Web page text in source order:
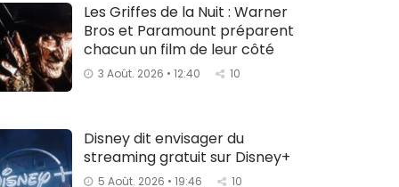
Les Griffes de la Nuit : Warner
Bros et Paramount préparent
chacun un film de leur côté
3 Août. 2026 • 12:40 10
Disney dit envisager du
streaming gratuit sur Disney+
5 Août. 2026 • 19:46 10